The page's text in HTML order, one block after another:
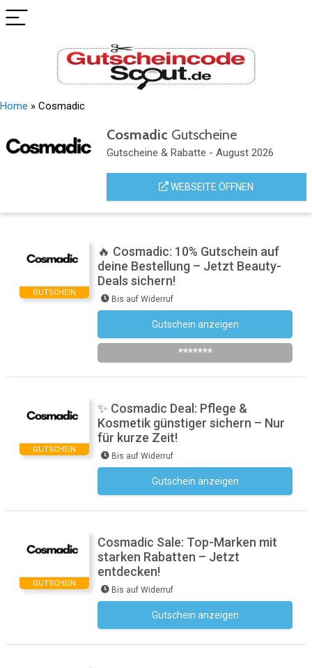
Home » Cosmadic
Cosmadic Gutscheine
Gutscheine & Rabatte - August 2026
WEBSEITE ÖFFNEN
GUTSCHEIN
🔥 Cosmadic: 10% Gutschein auf
deine Bestellung – Jetzt Beauty-
Deals sichern!
Bis auf Widerruf
Gutschein anzeigen
*******
GUTSCHEIN
✨ Cosmadic Deal: Pflege &
Kosmetik günstiger sichern – Nur
für kurze Zeit!
Bis auf Widerruf
Gutschein anzeigen
GUTSCHEIN
Cosmadic Sale: Top-Marken mit
starken Rabatten – Jetzt
entdecken!
Bis auf Widerruf
Gutschein anzeigen